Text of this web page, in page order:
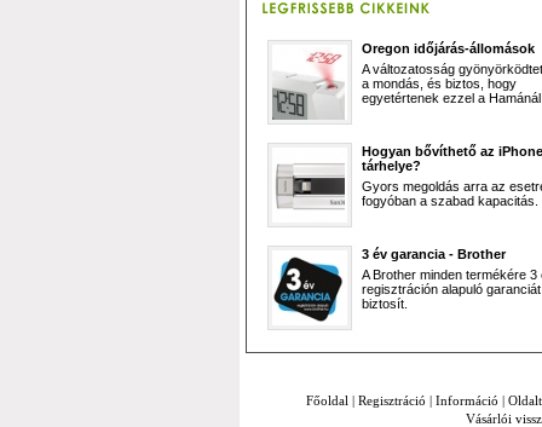
Oregon időjárás-állomások
A változatosság
a mondás, és biztos, hogy
egyetértenek ezzel a
Hogyan bővíthető az iPhone
tárhelye?
Gyors megoldás arra az
fogyóban a szabad kapacitás.
3 év garancia - Brother
A Brother minden termékére 3
regisztráción alapuló garanciát
biztosít.
Főoldal | Regisztráció | Információ |
Vásárlói